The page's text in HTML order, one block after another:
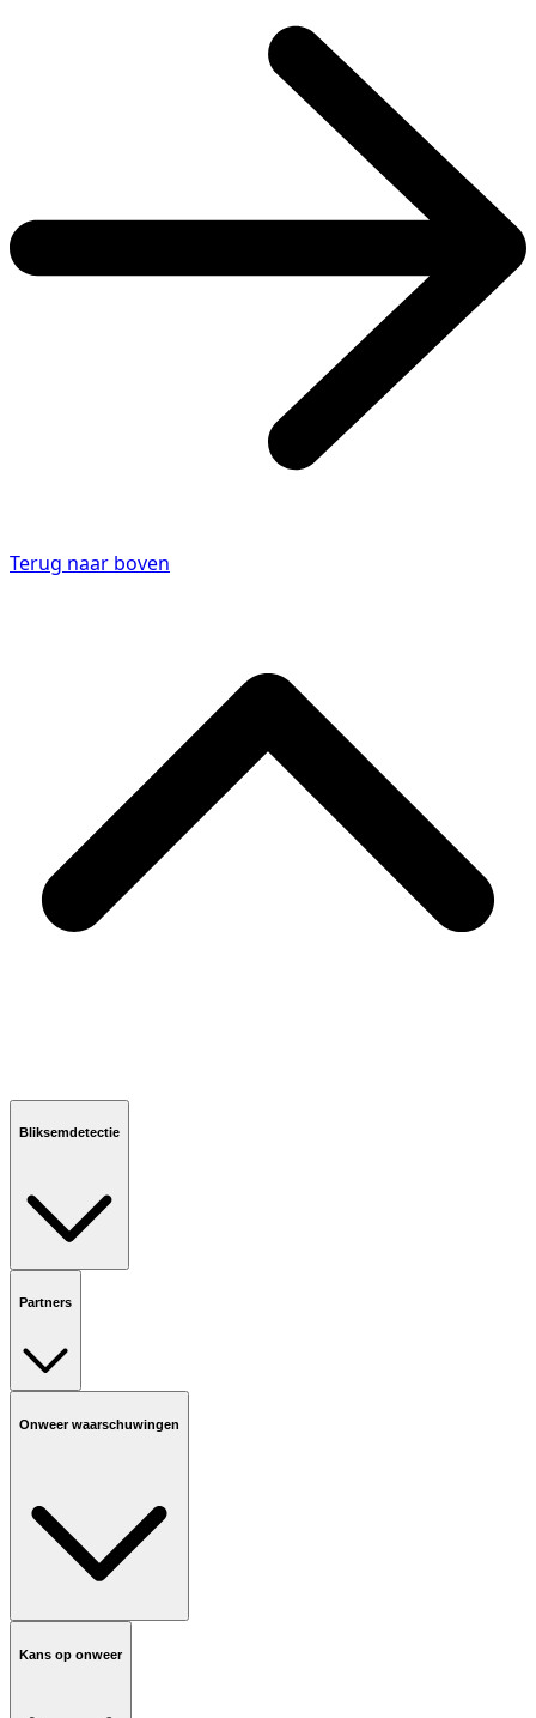
Terug naar boven
Bliksemdetectie
Partners
Onweer waarschuwingen
Kans op onweer